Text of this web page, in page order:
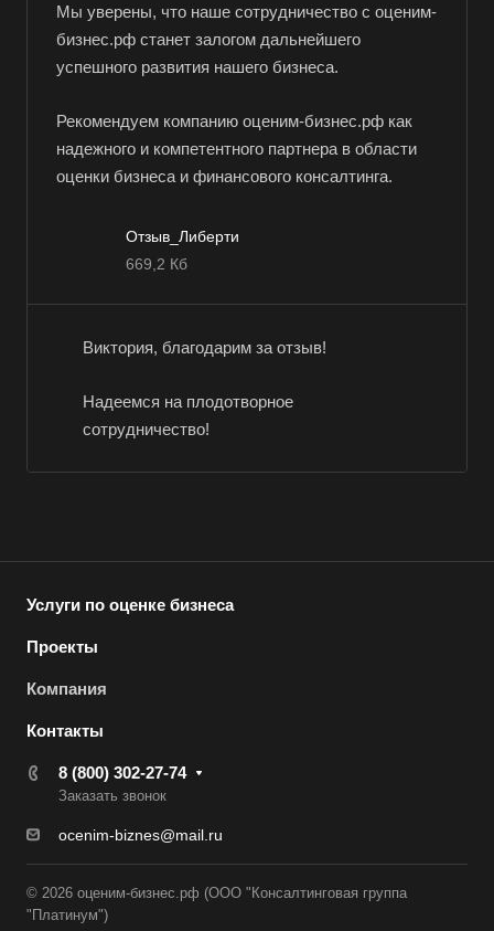
Мы уверены, что наше сотрудничество с оценим-
бизнес.рф станет залогом дальнейшего
успешного развития нашего бизнеса.
Рекомендуем компанию оценим-бизнес.рф как
надежного и компетентного партнера в области
оценки бизнеса и финансового консалтинга.
Отзыв_Либерти
669,2 Кб
Виктория, благодарим за отзыв!
Надеемся на плодотворное
сотрудничество!
Услуги по оценке бизнеса
Проекты
Компания
Контакты
8 (800) 302-27-74
Заказать звонок
ocenim-biznes@mail.ru
© 2026 оценим-бизнес.рф (ООО "Консалтинговая группа
"Платинум")
Балашиха
Барнаул
Белая Калитва
Белебей
Белово
Белорецк
Бирск
Бирюч
Благовещенск
Благодарный
Богородицк
Боготол
Бор